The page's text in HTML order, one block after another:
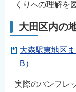
くりへの理解を
大田区内の
大森駅東地区
B）
実際のパンフレ